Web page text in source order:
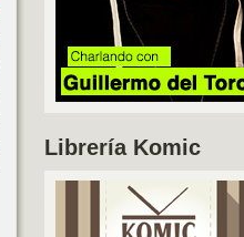
Librería Komic